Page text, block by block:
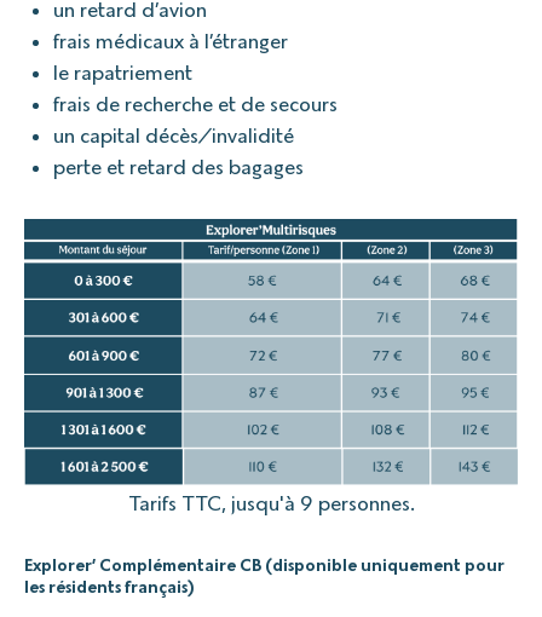
un retard d’avion
frais médicaux à l’étranger
le rapatriement
frais de recherche et de secours
un capital décès/invalidité
perte et retard des bagages
Tarifs TTC, jusqu'à 9 personnes.
Explorer’ Complémentaire CB (disponible uniquement pour
les résidents français)